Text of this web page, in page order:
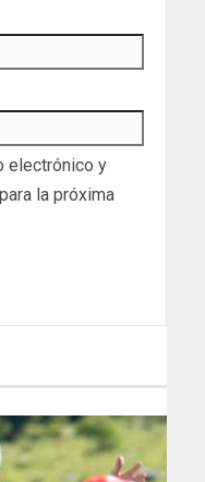
electrónico y
la próxima